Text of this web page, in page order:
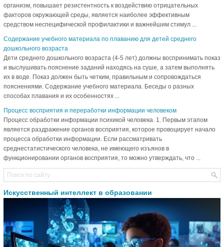
организм, повышает резистентность к воздействию отрицательных
факторов окружающей среды, является наиболее эффективным
средством неспецифической профилактики и важнейшим стимул ...
Содержание учебного материала по плаванию для детей среднего
дошкольного возраста
Дети среднего дошкольного возраста (4-5 лет) должны воспринимать показ
и выслушивать пояснение заданий находясь на суше, а затем выполнять
их в воде. Показ должен быть четким, правильным и сопровождаться
пояснениями. Содержание учебного материала. Беседы о разных
способах плавания и их особенностях ...
Процесс восприятия и переработки информации человеком
Процесс обработки информации психикой человека. 1. Первым этапом
является раздражение органов восприятия, которое провоцирует начало
процесса обработки информации. Если рассматривать
среднестатистического человека, не имеющего изъянов в
функционировании органов восприятия, то можно утверждать, что ...
Искусственный интеллект в образовании